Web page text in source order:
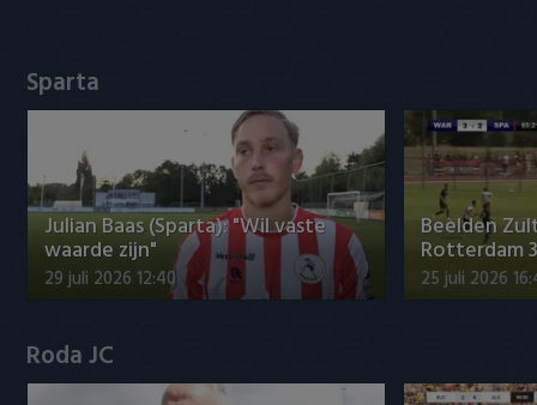
SC Heerenveen
Sparta
Vitesse
VVV Venlo
Sparta
Julian Baas (Sparta): "Wil vaste
waarde zijn"
29 juli 2026 12:40
Beelden
Rotterdam
25 juli 2026
Roda JC